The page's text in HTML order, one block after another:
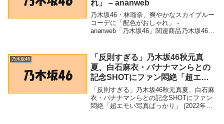
れ」 – ananweb
乃木坂46・林瑠奈、爽やかなスカイブルー
コーデに「配色がおしゃれ」 -
ananweb「乃木坂46」関連商品乃木坂46・
林瑠奈、爽やかなスカイブルーコー...
乃木坂46
「反則すぎる」乃木坂46秋元真
夏、白石麻衣・バナナマンらとの
記念SHOTにファン悶絶「超エモ
い写真ばっかり」 (2022年5月17
日) – Excite Bit コネタ
「反則すぎる」乃木坂46秋元真夏、白石麻
衣・バナナマンらとの記念SHOTにファン
悶絶「超エモい写真ばっかり」 (2022年5